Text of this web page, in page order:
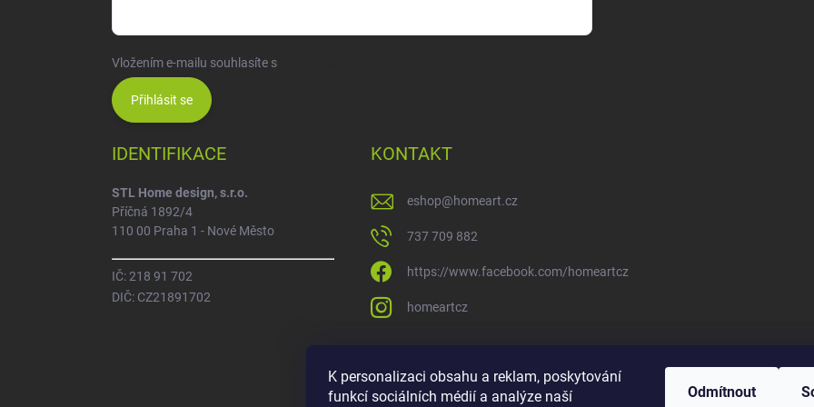
K personalizaci obsahu a reklam, poskytování
funkcí sociálních médií a analýze naší
Odmítnout
Vložením e-mailu souhlasíte s
Přihlásit se
IDENTIFIKACE
STL Home design, s.r.o.
Příčná 1892/4
110 00 Praha 1 - Nové Město
IČ: 218 91 702
DIČ: CZ21891702
KONTAKT
eshop@homeart.cz
737 709 882
https://www.facebook.com/homeartcz
homeartcz